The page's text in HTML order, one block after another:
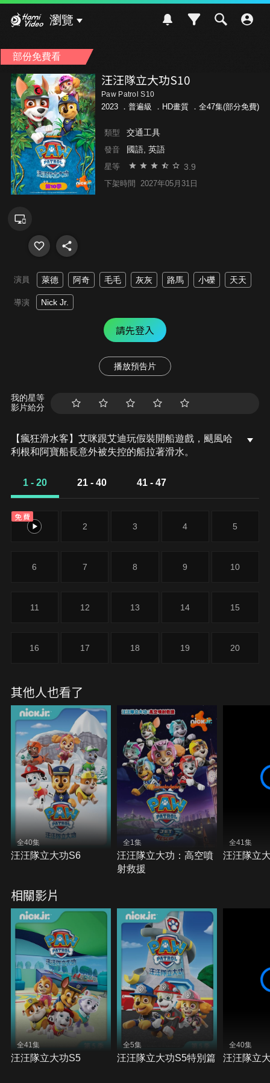
瀏覽
部份免費看
汪汪隊立大功S10
Paw Patrol S10
2023 ． 普遍級 ．HD畫質 ．全47集(部分免費)
類型 交通工具
發音 國語, 英語
星等 3.9
下架時間 2027年05月31日
演員 萊德 阿奇 毛毛 灰灰 路馬 小礫 天天
導演 Nick Jr.
請先登入
播放預告片
我的星等
影片給分
【瘋狂滑水客】艾咪跟艾迪玩假裝開船遊戲，颶風哈
利根和阿寶船長意外被失控的船拉著滑水。
1 - 20 21 - 40 41 - 47
免費
1 2 3 4 5
6 7 8 9 10
11 12 13 14 15
16 17 18 19 20
其他人也看了
全40集
汪汪隊立大功S6
全1集
汪汪隊立大功：高空噴
射救援
全41集
汪汪隊立
相關影片
全41集
汪汪隊立大功S5
全5集
汪汪隊立大功S5特別篇
全40集
汪汪隊立